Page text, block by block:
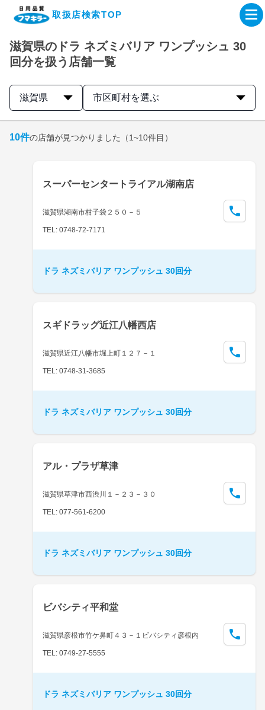
取扱店検索TOP
企業・IR情報サイト
製品情報サイト
取扱店検索はこちら
滋賀県のドラ ネズミバリア ワンプッシュ 30
回分を扱う店舗一覧
滋賀県 市区町村を選ぶ
10件の店舗が見つかりました （1~10件目）
スーパーセンタートライアル湖南店
滋賀県湖南市柑子袋２５０－５
TEL: 0748-72-7171
ドラ ネズミバリア ワンプッシュ 30回分
スギドラッグ近江八幡西店
滋賀県近江八幡市堀上町１２７－１
TEL: 0748-31-3685
ドラ ネズミバリア ワンプッシュ 30回分
アル・プラザ草津
滋賀県草津市西渋川１－２３－３０
TEL: 077-561-6200
ドラ ネズミバリア ワンプッシュ 30回分
ビバシティ平和堂
滋賀県彦根市竹ケ鼻町４３－１ビバシティ彦根内
TEL: 0749-27-5555
ドラ ネズミバリア ワンプッシュ 30回分